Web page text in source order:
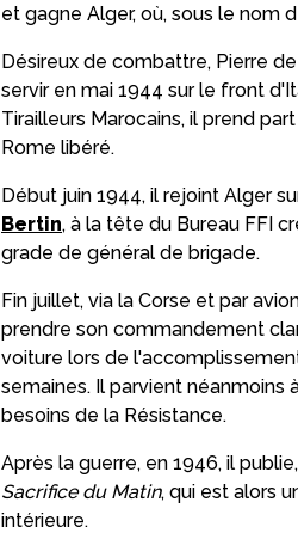
et gagne Alger, où, sous le nom
Désireux de combattre, Pierre
servir en mai 1944 sur le front
Tirailleurs Marocains, il prend
Rome libéré.
Début juin 1944, il rejoint Alger
Bertin, à la tête du Bureau FFI
grade de général de brigade.
Fin juillet, via la Corse et par
prendre son commandement
voiture lors de
semaines. Il parvient néanmoins
besoins de la Résistance.
Après la guerre, en 1946, il
Sacrifice du Matin, qui est alors
intérieure.